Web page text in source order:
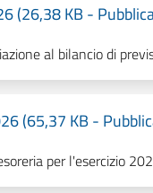
(26,38 KB -
al bilancio di
(65,37 KB -
per l'esercizio